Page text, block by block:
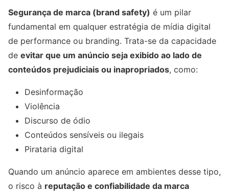
Segurança de marca (brand safety) é um pilar
fundamental em qualquer estratégia de mídia digital
de performance ou branding. Trata-se da capacidade
de evitar que um anúncio seja exibido ao lado de
conteúdos prejudiciais ou inapropriados, como:
Desinformação
Violência
Discurso de ódio
Conteúdos sensíveis ou ilegais
Pirataria digital
Quando um anúncio aparece em ambientes desse tipo,
o risco à reputação e confiabilidade da marca